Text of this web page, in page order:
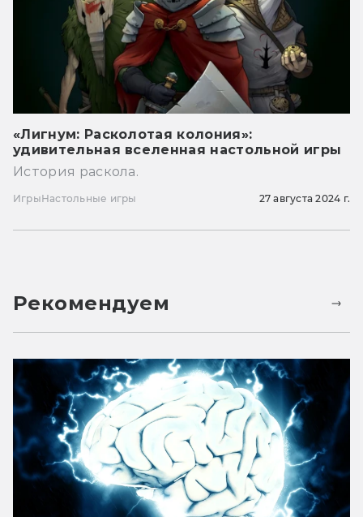
«Лигнум: Расколотая колония»:
удивительная вселенная настольной игры
История раскола.
ИгрыНастольные игры 27 августа 2024 г.
Рекомендуем